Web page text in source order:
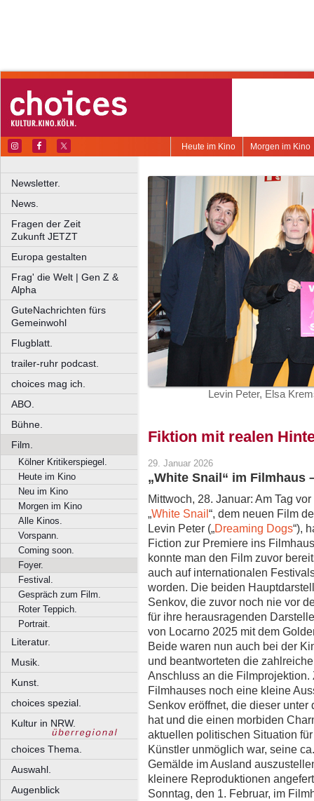
Morgen im Kino
Heute im Kino
Newsletter.
News.
Fragen der Zeit
Zukunft JETZT
Europa gestalten
Frag' die Welt | Gen Z &
Alpha
GuteNachrichten fürs
Gemeinwohl
Flugblatt.
trailer-ruhr podcast.
choices mag ich.
ABO.
Bühne.
Film.
Kölner Kritikerspiegel.
Heute im Kino
Neu im Kino
Morgen im Kino
Alle Kinos.
Vorspann.
Coming soon.
Foyer.
Festival.
Gespräch zum Film.
Roter Teppich.
Portrait.
Literatur.
Musik.
Kunst.
choices spezial.
Kultur in NRW.
choices Thema.
Auswahl.
Augenblick
Levin Peter, Elsa
Fiktion mit realen
29. Januar 2026
„White Snail“ im Filmhaus
Mittwoch, 28. Januar: Am Tag
„White Snail “, dem neuen Film
Levin Peter („Dreaming Dogs“),
Fiction zur Premiere ins
konnte man den Film zuvor
auch auf internationalen
worden. Die beiden
Senkov, die zuvor noch nie vor
für ihre herausragenden
von Locarno 2025 mit dem
Beide waren nun auch bei der
und beantworteten die
Anschluss an die Filmprojektion.
Filmhauses noch eine kleine
Senkov eröffnet, die dieser
hat und die einen morbiden
aktuellen politischen Situation
Künstler unmöglich war, seine
Gemälde im Ausland
kleinere Reproduktionen
Sonntag, den 1. Februar, im